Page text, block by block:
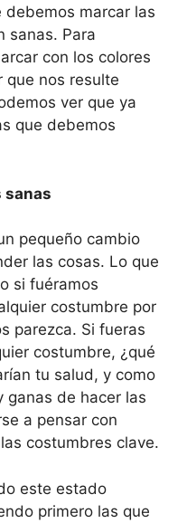
marcar las
sanas. Para
con los colores
que nos resulte
ver que ya
que debemos
sanas
pequeño cambio
las cosas. Lo que
si fuéramos
costumbre por
parezca. Si fueras
costumbre, ¿qué
tu salud, y como
ganas de hacer las
a pensar con
costumbres clave.
este estado
primero las que